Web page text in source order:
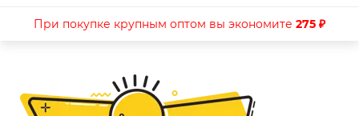
При покупке крупным оптом вы экономите 275 ₽